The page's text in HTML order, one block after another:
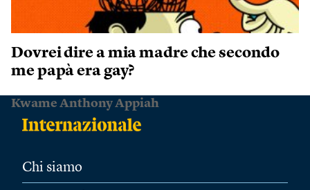
Dovrei dire a mia madre che secondo
me papà era gay?
Kwame Anthony Appiah
Chi siamo